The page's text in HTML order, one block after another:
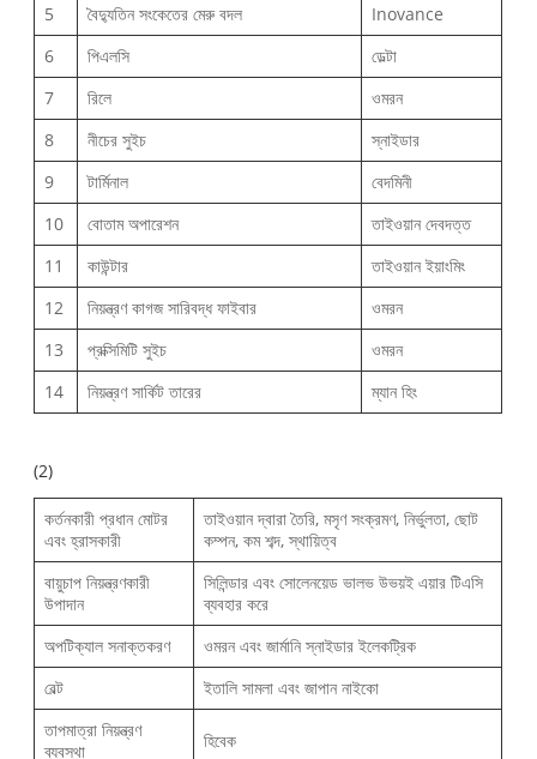
5
বৈদ্যুতিন সংকেতের মেরু বদল
Inovance
6
পিএলসি
ডেল্টা
7
রিলে
ওমরন
8
নীচের সুইচ
স্নাইডার
9
টার্মিনাল
বেদমিনী
10
বোতাম অপারেশন
তাইওয়ান দেবদত্ত
11
কাউন্টার
তাইওয়ান ইয়াংমিং
12
নিয়ন্ত্রণ কাগজ সারিবদ্ধ ফাইবার
ওমরন
13
প্রক্সিমিটি সুইচ
ওমরন
14
নিয়ন্ত্রণ সার্কিট তারের ম্যান হিং
(2)
কর্তনকারী প্রধান মোটর
এবং হ্রাসকারী
তাইওয়ান দ্বারা তৈরি, মসৃণ সংক্রমণ, নির্ভুলতা, ছোট
কম্পন, কম শব্দ, স্থায়িত্ব
বায়ুচাপ নিয়ন্ত্রণকারী
উপাদান
সিলিন্ডার এবং সোলেনয়েড ভালভ উভয়ই এয়ার টিএসি
ব্যবহার করে
অপটিক্যাল সনাক্তকরণ
ওমরন এবং জার্মানি স্নাইডার ইলেকট্রিক
বেল্ট
ইতালি সামলা এবং জাপান নাইকো
তাপমাত্রা নিয়ন্ত্রণ
ব্যবস্থা
হিবেক